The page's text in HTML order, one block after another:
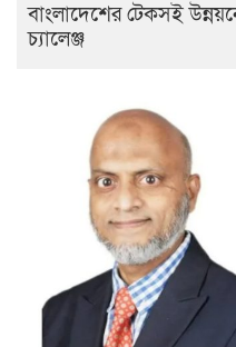
বাংলাদেশের টেকসই
চ্যালেঞ্জ